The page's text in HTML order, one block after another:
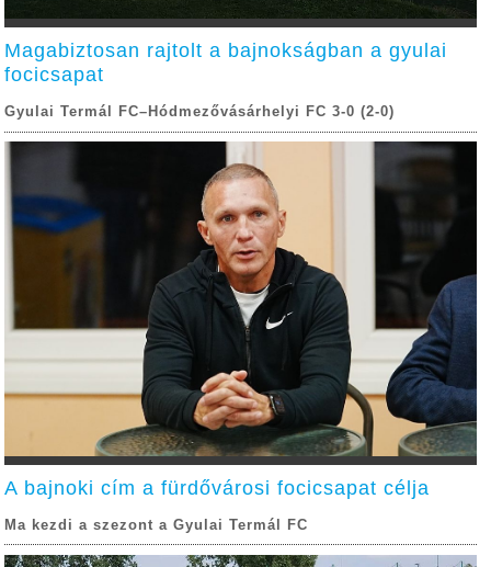
Magabiztosan rajtolt a bajnokságban a gyulai
focicsapat
Gyulai Termál FC–Hódmezővásárhelyi FC 3-0 (2-0)
A bajnoki cím a fürdővárosi focicsapat célja
Ma kezdi a szezont a Gyulai Termál FC